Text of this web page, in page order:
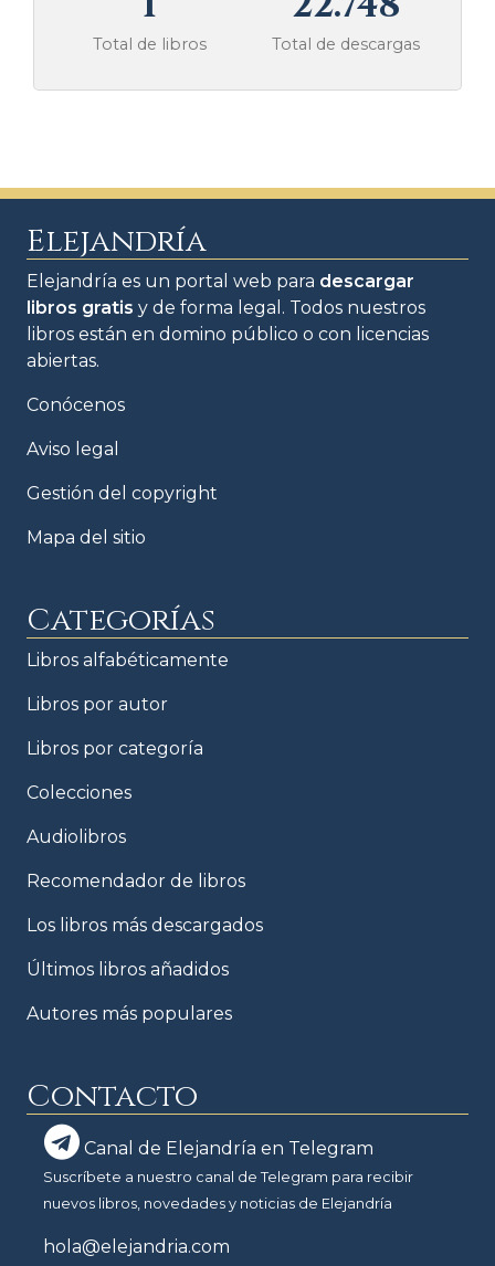
Total de libros Total de descargas
Elejandría
Elejandría es un portal web para descargar
libros gratis y de forma legal. Todos nuestros
libros están en domino público o con licencias
abiertas.
Conócenos
Aviso legal
Gestión del copyright
Mapa del sitio
Categorías
Libros alfabéticamente
Libros por autor
Libros por categoría
Colecciones
Audiolibros
Recomendador de libros
Los libros más descargados
Últimos libros añadidos
Autores más populares
Contacto
Canal de Elejandría en Telegram
Suscríbete a nuestro canal de Telegram para recibir
nuevos libros, novedades y noticias de Elejandría
hola@elejandria.com